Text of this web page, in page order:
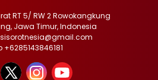
RT 5/ RW 2 Rowokangkung
Jawa Timur, Indonesia
+6285143846181